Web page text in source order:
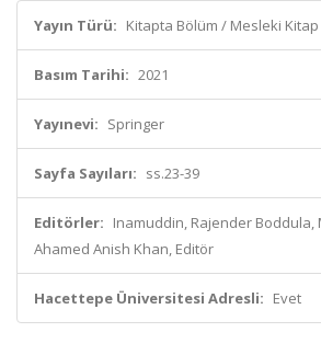
Yayın Türü: Kitapta Bölüm / Mesleki Kitap
Basım Tarihi: 2021
Yayınevi: Springer
Sayfa Sayıları: ss.23-39
Editörler: Inamuddin, Rajender Boddula,
Ahamed Anish Khan, Editör
Hacettepe Üniversitesi Adresli: Evet